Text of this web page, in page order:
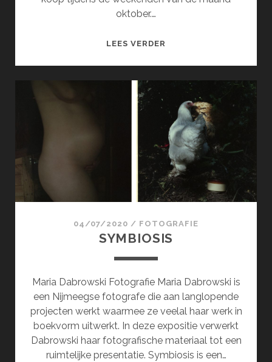
oktober.…
LEES VERDER
04/07/2020 / FOTOGRAFIE
SYMBIOSIS
Maria Dabrowski Fotografie Maria Dabrowski is
een Nijmeegse fotografe die aan langlopende
projecten werkt waarmee ze veelal haar werk in
boekvorm uitwerkt. In deze expositie verwerkt
Dabrowski haar fotografische materiaal tot een
ruimtelijke presentatie. Symbiosis is een…